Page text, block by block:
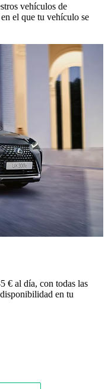
vehículos de
el que tu vehículo se
€ al día, con todas las
en tu